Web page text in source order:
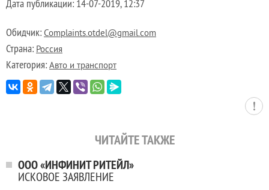
Дата публикации: 14-07-2019, 12:37
Обидчик: Complaints.otdel@gmail.com
Страна: Россия
Категория: Авто и транспорт
ЧИТАЙТЕ ТАКЖЕ
ООО «ИНФИНИТ РИТЕЙЛ»
ИСКОВОЕ ЗАЯВЛЕНИЕ